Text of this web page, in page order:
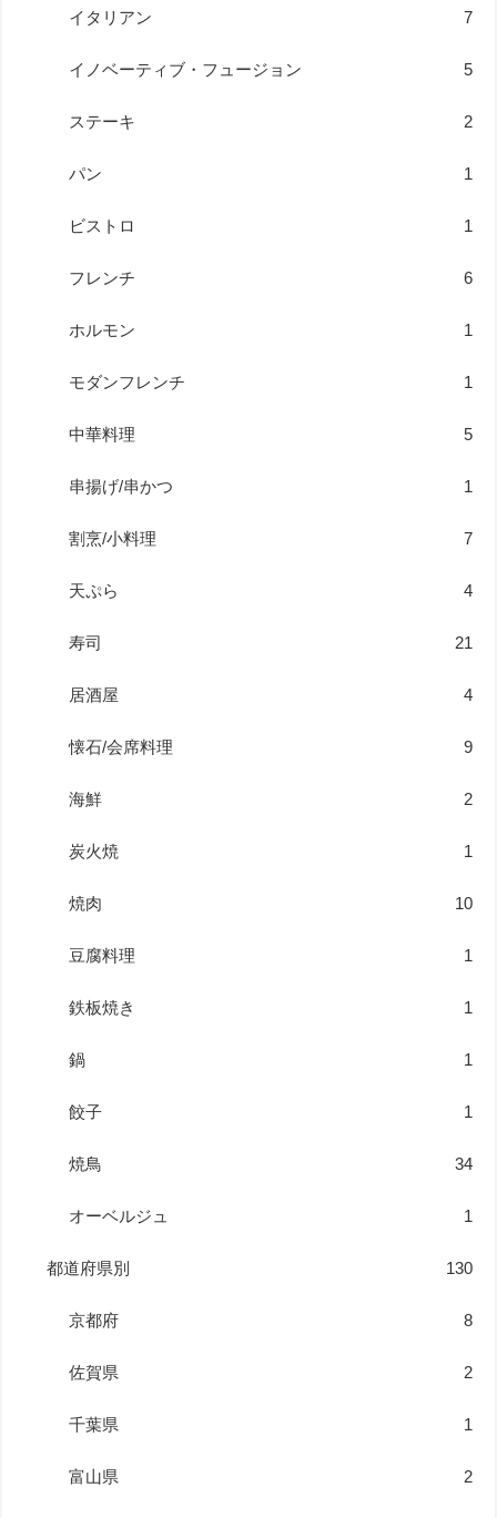
イタリアン 7
イノベーティブ・フュージョン 5
ステーキ 2
パン 1
ビストロ 1
フレンチ 6
ホルモン 1
モダンフレンチ 1
中華料理 5
串揚げ/串かつ 1
割烹/小料理 7
天ぷら 4
寿司 21
居酒屋 4
懐石/会席料理 9
海鮮 2
炭火焼 1
焼肉 10
豆腐料理 1
鉄板焼き 1
鍋 1
餃子 1
焼鳥 34
オーベルジュ 1
都道府県別 130
京都府 8
佐賀県 2
千葉県 1
富山県 2